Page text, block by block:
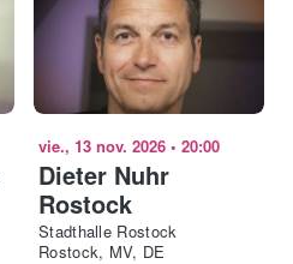
vie., 13 nov. 2026 • 20:00
Dieter Nuhr
Rostock
Stadthalle Rostock
Rostock, MV, DE